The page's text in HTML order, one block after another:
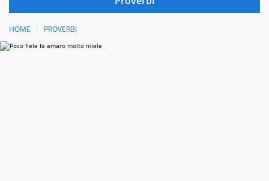
HOME PROVERBI